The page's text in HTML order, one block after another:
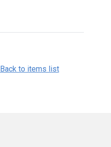
Back to items list